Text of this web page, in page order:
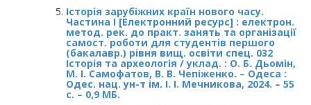
Історія зарубіжних країн нового часу.
Частина І [Електронний ресурс] : електрон.
метод. рек. до практ. занять та організації
самост. роботи для студентів першого
(бакалавр.) рівня вищ. освіти спец. 032
Історія та археологія / уклад. : О. Б. Дьомін,
М. І. Самофатов, В. В. Чепіженко. – Одеса :
Одес. нац. ун-т ім. І. І. Мечникова, 2024. – 55
с. – 0,9 МБ.